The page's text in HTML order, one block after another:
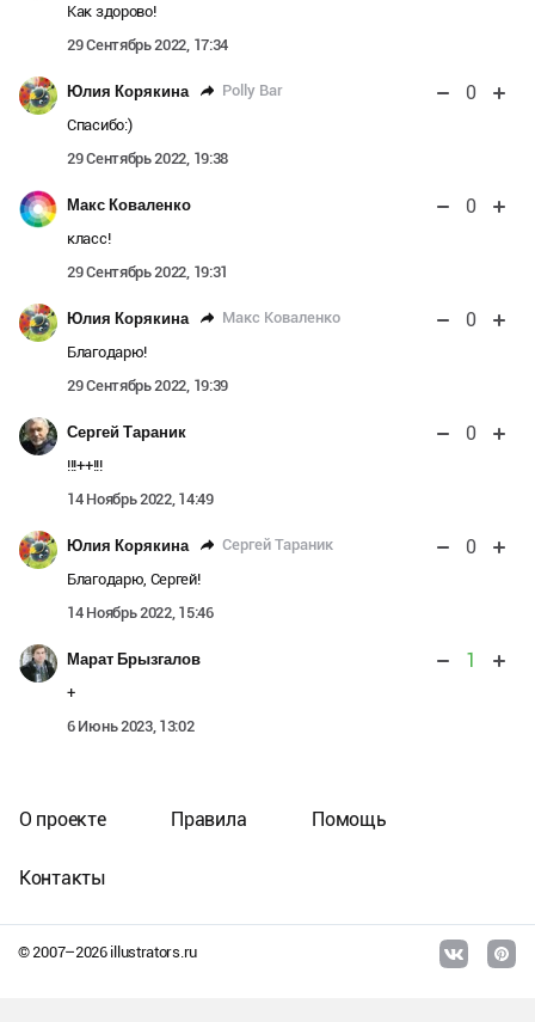
Как здорово!
29 Сентябрь 2022, 17:34
Юлия Корякина Polly Bar 0
Спасибо:)
29 Сентябрь 2022, 19:38
Макс Коваленко 0
класс!
29 Сентябрь 2022, 19:31
Юлия Корякина Макс Коваленко 0
Благодарю!
29 Сентябрь 2022, 19:39
Сергей Тараник 0
!!!++!!!
14 Ноябрь 2022, 14:49
Юлия Корякина Сергей Тараник 0
Благодарю, Сергей!
14 Ноябрь 2022, 15:46
Марат Брызгалов 1
+
6 Июнь 2023, 13:02
© 2007–2026illustrators.ru
О проекте Правила Помощь
Контакты